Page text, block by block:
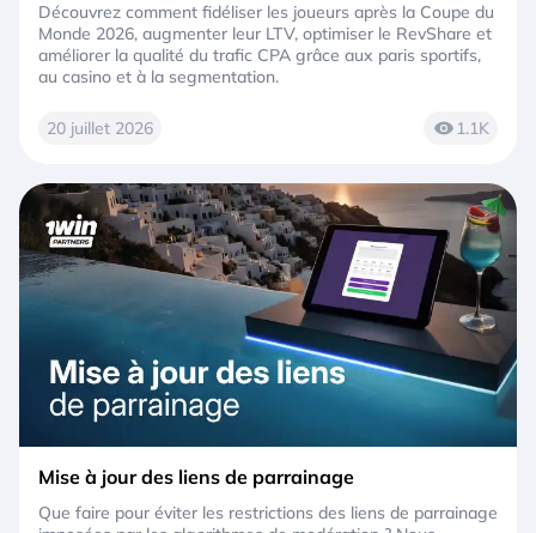
Découvrez comment fidéliser les joueurs après la Coupe du
Monde 2026, augmenter leur LTV, optimiser le RevShare et
améliorer la qualité du trafic CPA grâce aux paris sportifs,
au casino et à la segmentation.
20 juillet 2026 1.1K
Mise à jour des liens de parrainage
Que faire pour éviter les restrictions des liens de parrainage